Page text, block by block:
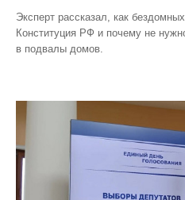
Эксперт рассказал, как
Конституция РФ и почему не
в подвалы домов.